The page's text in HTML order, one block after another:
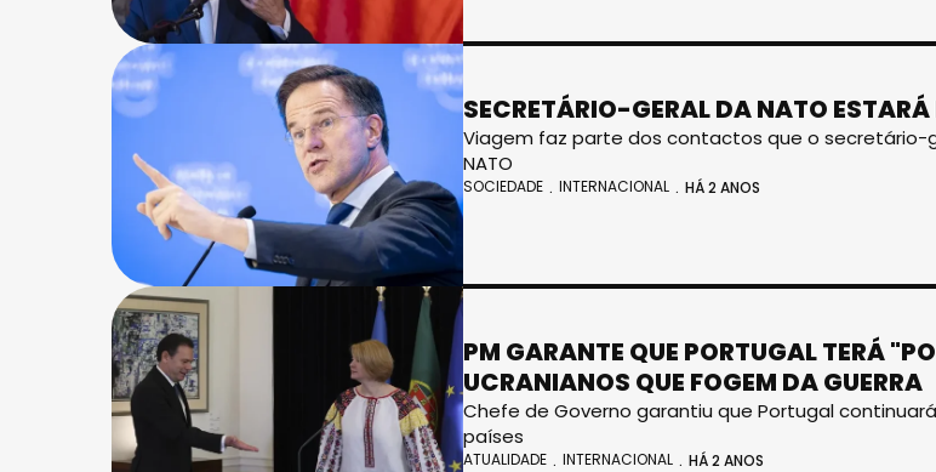
SECRETÁRIO-GERAL DA NATO
Viagem faz parte dos contactos que o
NATO
SOCIEDADE INTERNACIONAL HÁ 2 ANOS
PM GARANTE QUE PORTUGAL TERÁ
UCRANIANOS QUE FOGEM DA GUERRA
Chefe de Governo garantiu que Portugal
países
ATUALIDADE INTERNACIONAL HÁ 2 ANOS